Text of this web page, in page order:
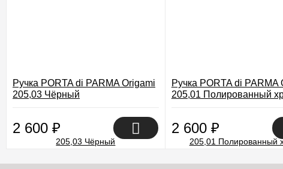
Ручка PORTA di PARMA Origami
205,03 Чёрный
2 600 ₽
Ручка PORTA di PARMA
205,01 Полированный
2 600 ₽